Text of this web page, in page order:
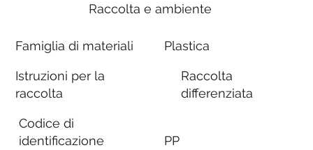
Raccolta e ambiente
Famiglia di materiali
Istruzioni per la
raccolta
Codice di
identificazione
Plastica
Raccolta
differenziata
PP